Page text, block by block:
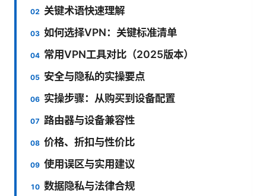
关键术语快速理解
如何选择VPN：关键标准清单
常用VPN工具对比（2025版本）
安全与隐私的实操要点
实操步骤：从购买到设备配置
路由器与设备兼容性
价格、折扣与性价比
使用误区与实用建议
数据隐私与法律合规